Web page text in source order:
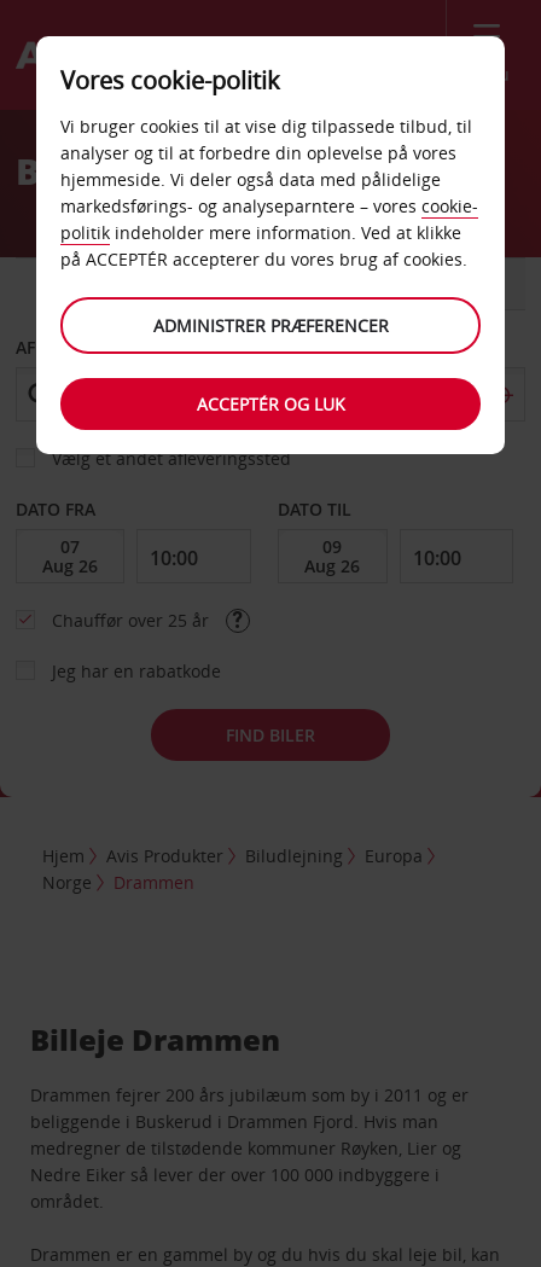
Menu
Welcome
AvisBilleje Drammen
AFHENT FRA
Vælg et andet afleveringssted
DATO FRA DATO TIL
Chauffør over 25 år
Jeg har en rabatkode
FIND BILER
Hjem Avis Produkter Biludlejning
Europa
Norge
Drammen
Billeje Drammen
Drammen fejrer 200 års jubilæum som by i 2011 og er
beliggende i Buskerud i Drammen Fjord. Hvis man
medregner de tilstødende kommuner Røyken, Lier og
Nedre Eiker så lever der over 100 000 indbyggere i
området.
Drammen er en gammel by og du hvis du skal leje bil, kan
Vores cookie-politik
Vi bruger cookies til at vise dig tilpassede tilbud, til
analyser og til at forbedre din oplevelse på vores
hjemmeside. Vi deler også data med pålidelige
markedsførings- og analyseparntere – vores cookie-
politik indeholder mere information. Ved at klikke
på ACCEPTÉR accepterer du vores brug af cookies.
ADMINISTRER PRÆFERENCER
ACCEPTÉR OG LUK